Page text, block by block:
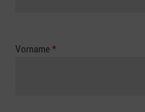
Vorname *